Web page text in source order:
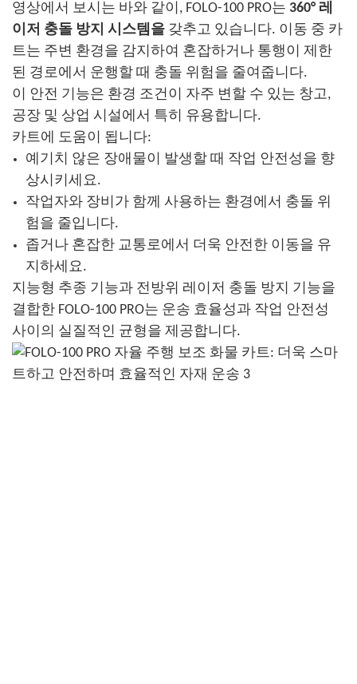
영상에서 보시는 바와 같이, FOLO-100 PRO는 360° 레
이저 충돌 방지 시스템을 갖추고 있습니다. 이동 중 카
트는 주변 환경을 감지하여 혼잡하거나 통행이 제한
된 경로에서 운행할 때 충돌 위험을 줄여줍니다.
이 안전 기능은 환경 조건이 자주 변할 수 있는 창고,
공장 및 상업 시설에서 특히 유용합니다.
카트에 도움이 됩니다:
예기치 않은 장애물이 발생할 때 작업 안전성을 향
상시키세요.
작업자와 장비가 함께 사용하는 환경에서 충돌 위
험을 줄입니다.
좁거나 혼잡한 교통로에서 더욱 안전한 이동을 유
지하세요.
지능형 추종 기능과 전방위 레이저 충돌 방지 기능을
결합한 FOLO-100 PRO는 운송 효율성과 작업 안전성
사이의 실질적인 균형을 제공합니다.